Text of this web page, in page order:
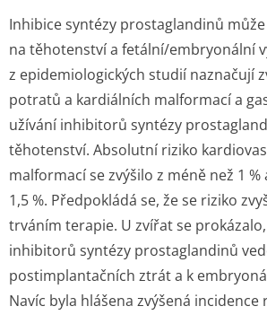
Inhibice syntézy prostaglandinů
na těhotenství a fetální/embryonální
z epidemiologických studií naznačují
potratů a kardiálních malformací a
užívání inhibitorů syntézy
těhotenství. Absolutní riziko
malformací se zvýšilo z méně než 1
1,5 %. Předpokládá se, že se riziko
trváním terapie. U zvířat se
inhibitorů syntézy prostaglandinů
postimplantačních ztrát a k
Navíc byla hlášena zvýšená incidence